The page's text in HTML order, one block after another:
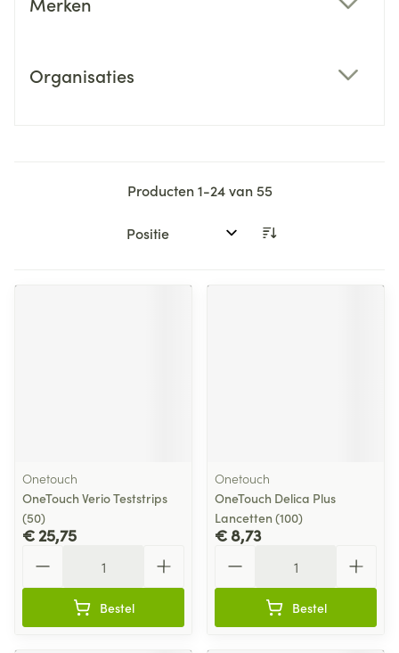
Organisaties
Producten1-24van55
Sorteer op:
Onetouch
OneTouch Verio Teststrips
(50)
€ 25,75
Bestel
Onetouch
OneTouch Delica Plus
Lancetten (100)
€ 8,73
Bestel